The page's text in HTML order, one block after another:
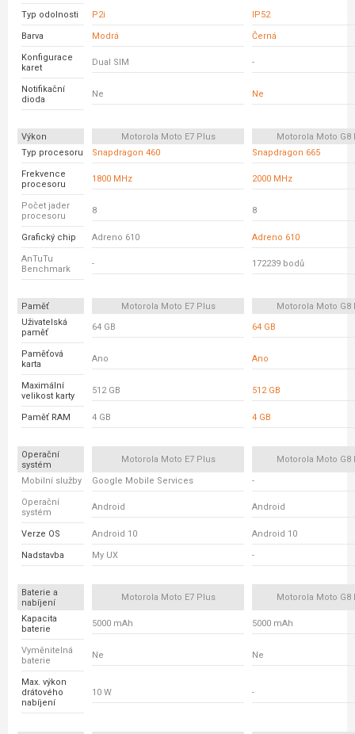
Typ odolnosti P2i IP52
Barva Modrá Černá
Konfigurace
karet
Dual SIM -
Notifikační
dioda
Ne Ne
Výkon Motorola Moto E7 Plus
Motorola Moto G8
Typ procesoru
Snapdragon 460 Snapdragon 665
Frekvence
procesoru
1800 MHz 2000 MHz
Počet jader
procesoru
8 8
Grafický chip Adreno 610 Adreno 610
AnTuTu
Benchmark
- 172239 bodů
Paměť Motorola Moto E7 Plus
Motorola Moto G8
Uživatelská
paměť
64 GB 64 GB
Paměťová
karta
Ano Ano
Maximální
velikost karty
512 GB 512 GB
Paměť RAM 4 GB 4 GB
Operační
systém
Motorola Moto E7 Plus Motorola Moto G8
Mobilní služby Google Mobile Services -
Operační
systém
Android Android
Verze OS Android 10 Android 10
Nadstavba My UX -
Baterie a
nabíjení
Motorola Moto E7 Plus Motorola Moto G8
Kapacita
baterie
5000 mAh 5000 mAh
Vyměnitelná
baterie
Ne Ne
Max. výkon
drátového
nabíjení
10 W -